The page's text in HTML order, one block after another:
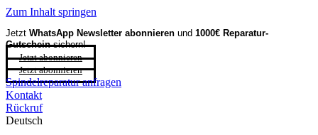
Zum Inhalt springen
Jetzt WhatsApp Newsletter abonnieren und 1000€ Reparatur-
Gutscheinsichern!
Jetzt abonnieren
Jetzt abonnieren
Spindelreparatur anfragen
Kontakt
Rückruf
Deutsch